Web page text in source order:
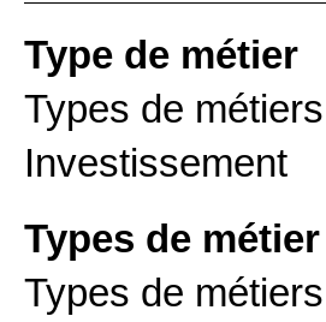
Type de métier
Types de
Investissement
Types de
Types de